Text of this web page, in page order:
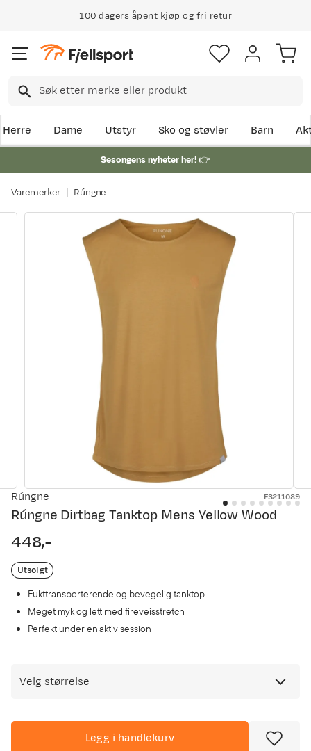
100 dagers åpent kjøp og fri retur
Herre Dame Utstyr Sko og støvler Barn
Sesongens nyheter her!👉
Varemerker Rúngne
Rúngne FS211089
Rúngne Dirtbag Tanktop Mens Yellow Wood
price
448,-
Utsolgt
Fukttransporterende og bevegelig tanktop
Meget myk og lett med fireveisstretch
Perfekt under en aktiv session
Velg størrelse
Legg i handlekurv